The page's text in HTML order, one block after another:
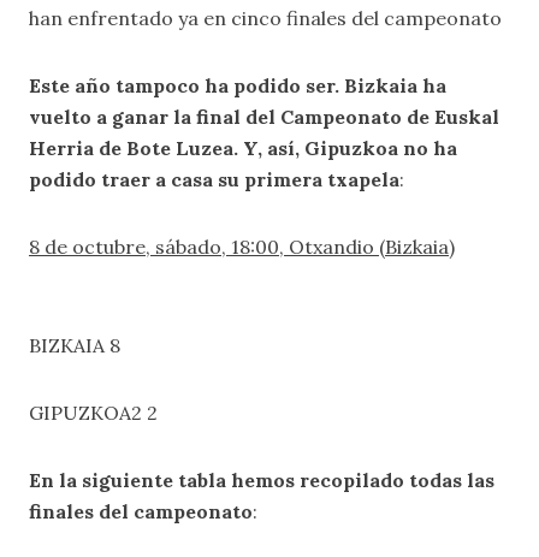
han enfrentado ya en cinco finales del campeonato
Este año tampoco ha podido ser. Bizkaia ha
vuelto a ganar la final del Campeonato de Euskal
Herria de Bote Luzea. Y, así, Gipuzkoa no ha
podido traer a casa su primera txapela:
8 de octubre, sábado, 18:00, Otxandio (Bizkaia)
BIZKAIA 8
GIPUZKOA2 2
En la siguiente tabla hemos recopilado todas las
finales del campeonato: